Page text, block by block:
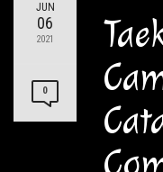
JUN
06
2021
0